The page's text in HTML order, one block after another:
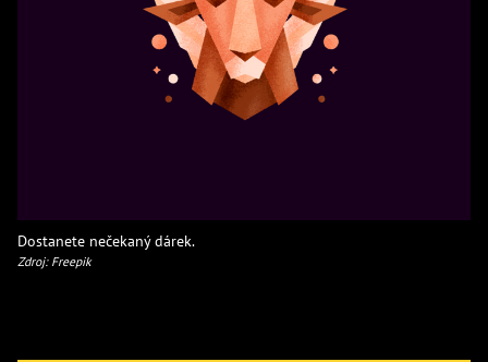
Dostanete nečekaný dárek.
Zdroj: Freepik